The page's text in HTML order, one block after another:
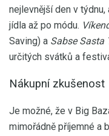
nejlevnější den v
jídla až po módu.
Saving) a Sabse Sasta
určitých svátků a
Nákupní zkušenost
Je možné, že v Big
mimořádně příjemné a